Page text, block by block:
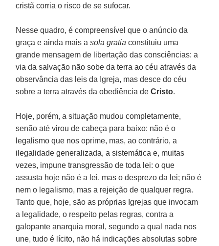
cristã corria o risco de se sufocar.
Nesse quadro, é compreensível que o anúncio da
graça e ainda mais asola gratia constituiu uma
grande mensagem de libertação das consciências: a
via da salvação não sobe da terra ao céu através da
observância das leis da Igreja, mas desce do céu
sobre a terra através da obediência deCristo.
Hoje, porém, a situação mudou completamente,
senão até virou de cabeça para baixo: não é o
legalismo que nos oprime, mas, ao contrário, a
ilegalidade generalizada, a sistemática e, muitas
vezes, impune transgressão de toda lei: o que
assusta hoje não é a lei, mas o desprezo da lei; não é
nem o legalismo, mas a rejeição de qualquer regra.
Tanto que, hoje, são as próprias Igrejas que invocam
a legalidade, o respeito pelas regras, contra a
galopante anarquia moral, segundo a qual nada nos
une, tudo é lícito, não há indicações absolutas sobre